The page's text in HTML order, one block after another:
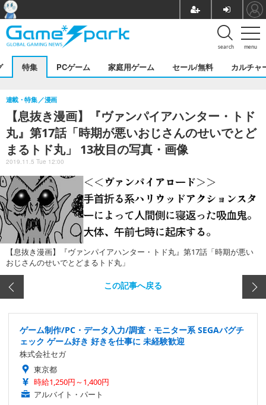
menu
search
特集 PCゲーム 家庭用ゲーム セール/無料 カルチャ
【息抜き漫画】『ヴァンパイアハンター・トド
丸』第17話「時期が悪いおじさんのせいでとど
まるトド丸」 13枚目の写真・画像
連載・特集 漫画
2019.11.5 Tue 12:00
【息抜き漫画】『ヴァンパイアハンター・トド丸』第17話「時期が悪い
おじさんのせいでとどまるトド丸」
この記事へ戻る
ゲーム制作/PC・データ入力/調査・モニター系 SEGAバグチ
ェック ゲーム好き 好きを仕事に 未経験歓迎
株式会社セガ
東京都
時給1,250円～1,400円
アルバイト・パート